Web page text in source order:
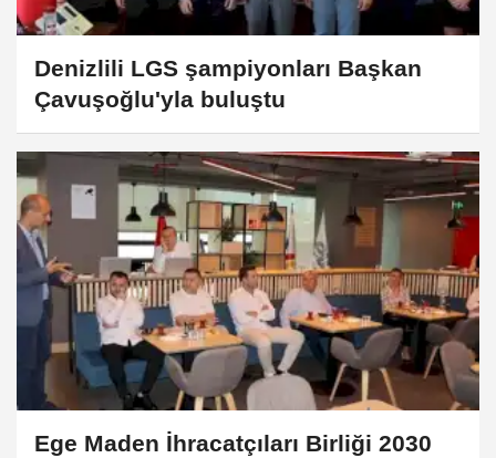
Denizlili LGS şampiyonları Başkan
Çavuşoğlu'yla buluştu
Ege Maden İhracatçıları Birliği 2030